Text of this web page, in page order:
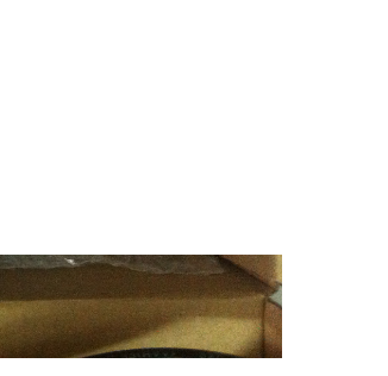
Adapter Dell Latitude 11 5285